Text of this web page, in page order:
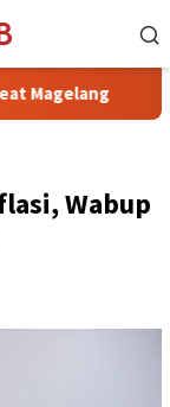
Rutan Kelas
Wabup